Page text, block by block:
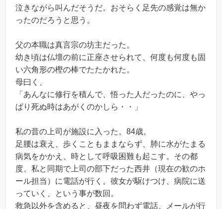
泣きながら叫んだそうだ。おそらく足先の感覚は無か
ったのだろうと思う。
父の本職は真言宗の坊主だった。
幼き頃は仏壇の前に正座させられて、何度も何度も固
い六角形の樫の棒でたたかれた。
母曰く、
「あんなに修行を積んで、悟った人だったのに、やっ
ぱり死ぬ時はあがくのかしら・・」
私の昔の上司が施設に入った。84歳。
足腰は衰え、歩くこともままならず、肺に水がたまる
病気をかかえ、時として呼吸困難も起こす。その都
度、私と同期で上司の部下だった西井（現在の歓のホ
ール担当）に電話が行く。彼女が駆けつけ、病院に送
っていく、という事が数回。
救急以外を含めると、昼夜を問わず電話、メールが行